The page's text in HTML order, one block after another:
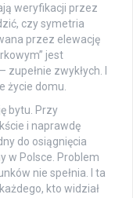
weryfikacji przez
czy symetria
przez elewację
jest
zwykłych. I
życie domu.
bytu. Przy
i naprawdę
do osiągnięcia
w Polsce. Problem
nie spełnia. I ta
kto widział